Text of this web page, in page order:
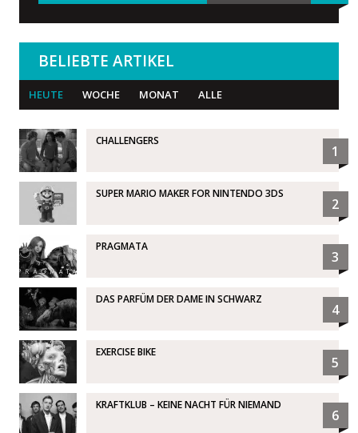
BELIEBTE ARTIKEL
HEUTE WOCHE MONAT ALLE
CHALLENGERS
1
SUPER MARIO MAKER FOR NINTENDO 3DS
2
PRAGMATA
3
DAS PARFÜM DER DAME IN SCHWARZ
4
EXERCISE BIKE
5
KRAFTKLUB – KEINE NACHT FÜR NIEMAND
6